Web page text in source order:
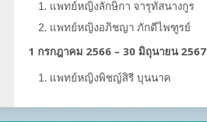
แพทย์หญิงลักษิกา จารุทัสนางกูร
แพทย์หญิงอภิชญา ภักดีไพฑูรย์
1 กรกฎาคม 2566 – 30 มิถุนายน 2567
แพทย์หญิงพิชญ์สิรี บุนนาค